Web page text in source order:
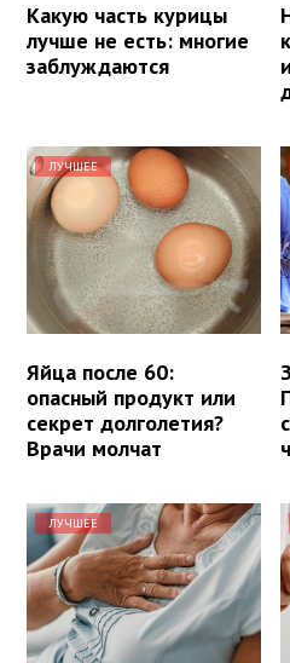
Какую часть курицы
лучше не есть: многие
заблуждаются
ЛУЧШЕЕ
Яйца после 60:
опасный продукт или
секрет долголетия?
Врачи молчат
ЛУЧШЕЕ